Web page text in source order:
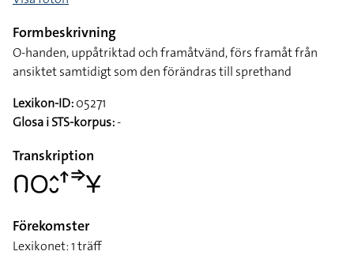
Formbeskrivning
O-handen, uppåtriktad och framåtvänd, förs framåt från
ansiktet samtidigt som den förändras till sprethand
Lexikon-ID:05271
Glosa i STS-korpus:-
Transkription
􌤂􌥆􌤵􌤷􌦃􌦆􌥃
Förekomster
Lexikonet: 1 träff